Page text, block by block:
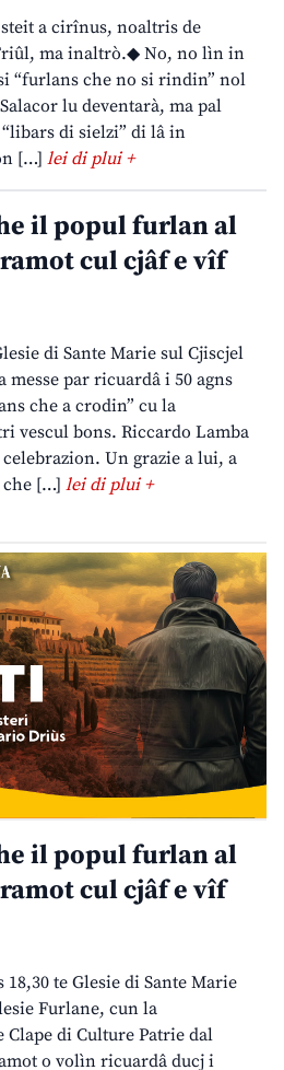
a cirînus, noaltris de
ma inaltrò.◆ No, no lìn in
“furlans che no si rindin” nol
lu deventarà, ma pal
di sielzi” di lâ in
[…] lei di plui +
il popul furlan al
cul cjâf e vîf
di Sante Marie sul Cjiscjel
par ricuardâ i 50 agns
che a crodin” cu la
vescul bons. Riccardo Lamba
Un grazie a lui, a
che […] lei di plui +
il popul furlan al
cul cjâf e vîf
te Glesie di Sante Marie
Furlane, cun la
di Culture Patrie dal
o volìn ricuardâ ducj i